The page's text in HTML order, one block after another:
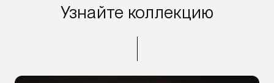
Узнайте коллекцию